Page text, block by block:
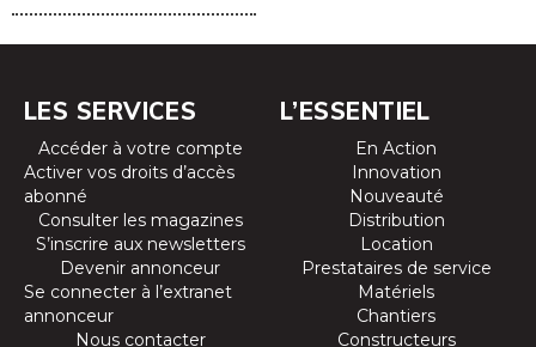
LES SERVICES
Accéder à votre compte
Activer vos droits d’accès
abonné
Consulter les magazines
S’inscrire aux newsletters
Devenir annonceur
Se connecter à l’extranet
annonceur
Nous contacter
L’ESSENTIEL
En Action
Innovation
Nouveauté
Distribution
Location
Prestataires de service
Matériels
Chantiers
Constructeurs